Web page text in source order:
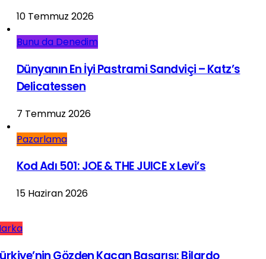
10 Temmuz 2026
Bunu da Denedim
Dünyanın En İyi Pastrami Sandviçi – Katz’s
Delicatessen
7 Temmuz 2026
Pazarlama
Kod Adı 501: JOE & THE JUICE x Levi’s
15 Haziran 2026
Gözden Kaçan Başarısı: Bilardo